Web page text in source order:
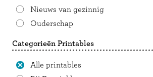
Nieuws van gezinnig
Ouderschap
Categorieën Printables
Alle printables